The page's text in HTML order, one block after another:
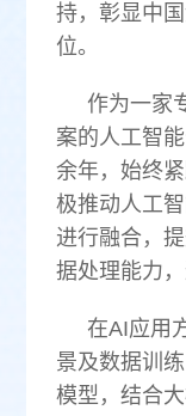
持，彰显中
位。
作为一家
案的人工智
余年，始终
极推动人工
进行融合，
据处理能力
在AI应用
景及数据训
模型，结合